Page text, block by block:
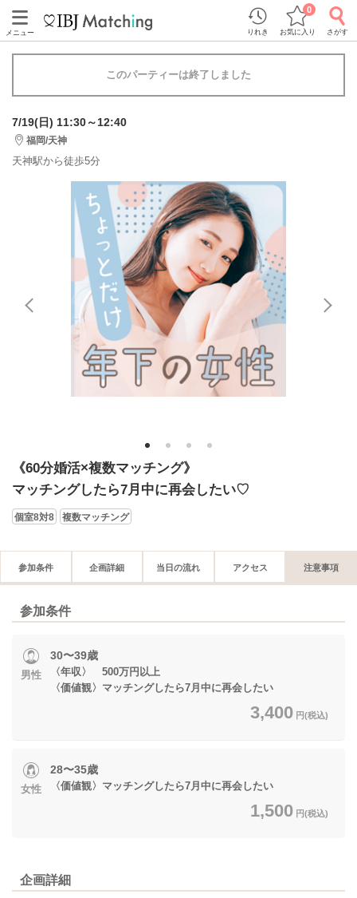
メニュー りれき お気に入り
0
さがす
このパーティーは終了しました
7/19(日) 11:30～12:40
福岡/天神
天神駅から徒歩5分
1 2 3 4
《60分婚活×複数マッチング》
マッチングしたら7月中に再会したい♡
個室8対8 複数マッチング
参加条件 企画詳細 当日の流れ アクセス 注意事項
参加条件
男性
30〜39歳
〈年収〉 500万円以上
〈価値観〉マッチングしたら7月中に再会したい
3,400 円(税込)
女性
28〜35歳
〈価値観〉マッチングしたら7月中に再会したい
1,500 円(税込)
企画詳細